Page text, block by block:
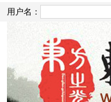
用户名：